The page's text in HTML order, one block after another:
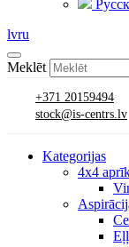
lvru
Meklēt
+371 20159494
stock@is-centrs.lv
Kategorijas
4x4